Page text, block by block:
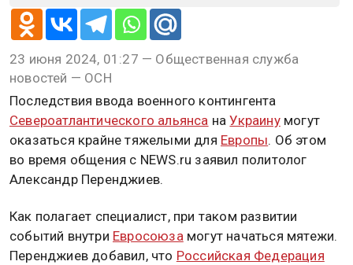
23 июня 2024, 01:27 — Общественная служба
новостей — ОСН
Последствия ввода военного контингента
Североатлантического альянса наУкраинумогут
оказаться крайне тяжелыми для Европы. Об этом
во время общения с NEWS.ru заявил политолог
Александр Перенджиев.
Как полагает специалист, при таком развитии
событий внутри Евросоюзамогут начаться мятежи.
Перенджиев добавил, что Российская Федерация